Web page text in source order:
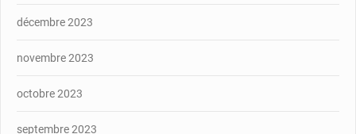
décembre 2023
novembre 2023
octobre 2023
septembre 2023